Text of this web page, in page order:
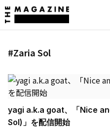
#Zaria Sol
yagi a.k.a goat、「Nice
Sol)」を配信開始